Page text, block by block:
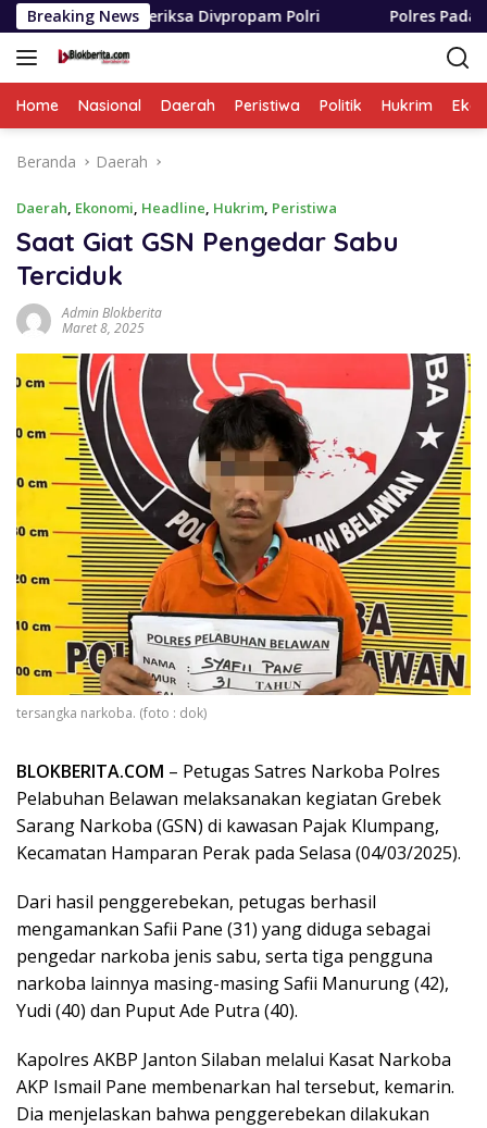
Langsung
ke
konten
Breaking News
Divpropam Polri Polres Padang Lawas Utara
Home Nasional Daerah Peristiwa Politik Hukrim
Beranda Daerah
Daerah, Ekonomi, Headline, Hukrim, Peristiwa
Saat Giat GSN Pengedar Sabu
Terciduk
Admin Blokberita
Maret 8, 2025
tersangka narkoba. (foto : dok)
BLOKBERITA.COM – Petugas Satres Narkoba Polres
Pelabuhan Belawan melaksanakan kegiatan Grebek
Sarang Narkoba (GSN) di kawasan Pajak Klumpang,
Kecamatan Hamparan Perak pada Selasa (04/03/2025).
Dari hasil penggerebekan, petugas berhasil
mengamankan Safii Pane (31) yang diduga sebagai
pengedar narkoba jenis sabu, serta tiga pengguna
narkoba lainnya masing-masing Safii Manurung (42),
Yudi (40) dan Puput Ade Putra (40).
Kapolres AKBP Janton Silaban melalui Kasat Narkoba
AKP Ismail Pane membenarkan hal tersebut, kemarin.
Dia menjelaskan bahwa penggerebekan dilakukan